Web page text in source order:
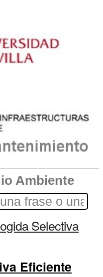
Ambiente
Selectiva
Eficiente